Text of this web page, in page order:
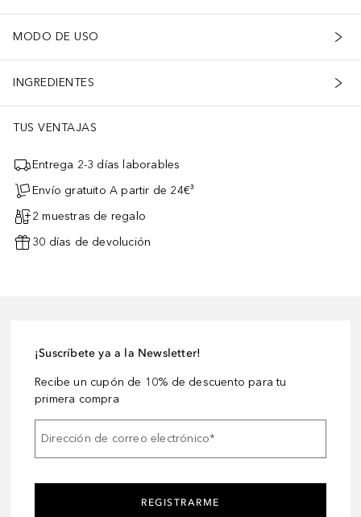
MODO DE USO
INGREDIENTES
TUS VENTAJAS
Entrega 2-3 días laborables
Envío gratuito A partir de 24€³
2 muestras de regalo
30 días de devolución
¡Suscríbete ya a la Newsletter!
Recibe un cupón de 10% de descuento para tu
primera compra
Dirección de correo electrónico*
REGISTRARME